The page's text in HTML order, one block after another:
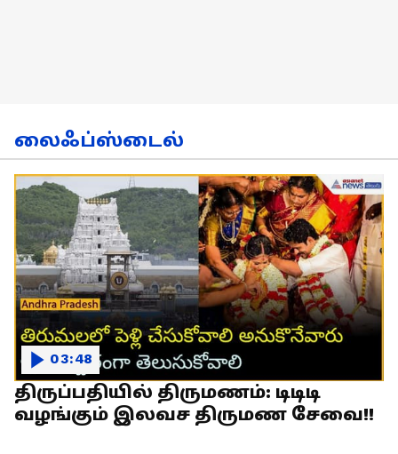
லைஃப்ஸ்டைல்
திருப்பதியில் திருமணம்: டிடிடி
வழங்கும் இலவச திருமண சேவை!!
03:48